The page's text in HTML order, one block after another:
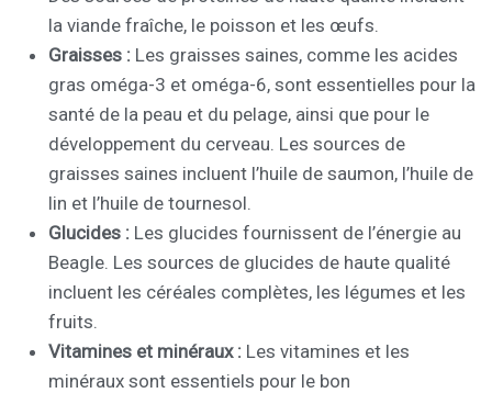
la viande fraîche, le poisson et les œufs.
Graisses : Les graisses saines, comme les acides
gras oméga-3 et oméga-6, sont essentielles pour la
santé de la peau et du pelage, ainsi que pour le
développement du cerveau. Les sources de
graisses saines incluent l’huile de saumon, l’huile de
lin et l’huile de tournesol.
Glucides : Les glucides fournissent de l’énergie au
Beagle. Les sources de glucides de haute qualité
incluent les céréales complètes, les légumes et les
fruits.
Vitamines et minéraux : Les vitamines et les
minéraux sont essentiels pour le bon